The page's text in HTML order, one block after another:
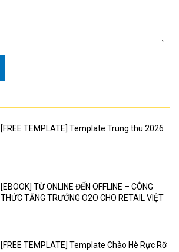
[FREE TEMPLATE] Template Trung thu 2026
[EBOOK] TỪ ONLINE ĐẾN OFFLINE – CÔNG
THỨC TĂNG TRƯỞNG O2O CHO RETAIL VIỆT
[FREE TEMPLATE] Template Chào Hè Rực Rỡ